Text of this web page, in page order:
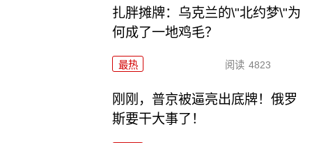
扎胖摊牌：乌克兰的\"北约梦\"为
何成了一地鸡毛？
最热 阅读 4823
刚刚，普京被逼亮出底牌！俄罗
斯要干大事了！